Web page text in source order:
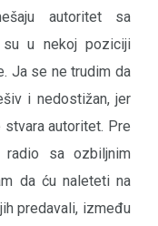
autoritet sa
su u nekoj poziciji
Ja se ne trudim da
i nedostižan, jer
autoritet. Pre
sa ozbiljnim
da ću naleteti na
predavali, između